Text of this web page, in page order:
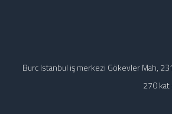
Burc Istanbul iş merkezi Gökevler Mah,
270